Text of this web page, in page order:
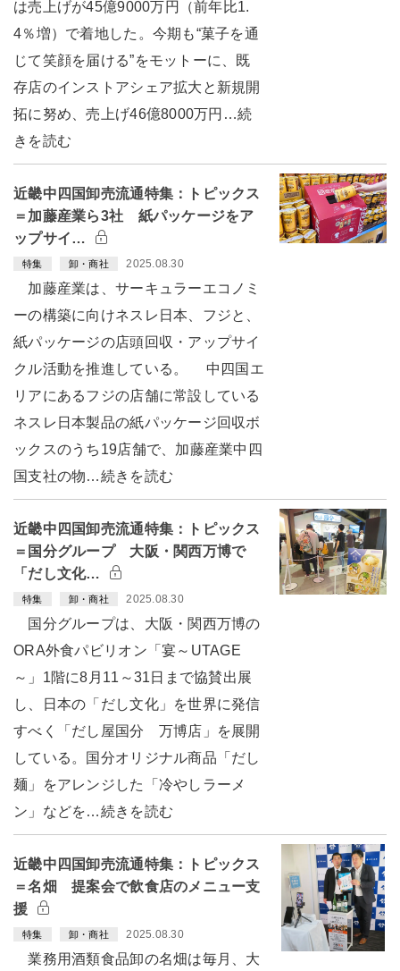
は売上げが45億9000万円（前年比1.
4％増）で着地した。今期も“菓子を通
じて笑顔を届ける”をモットーに、既
存店のインストアシェア拡大と新規開
拓に努め、売上げ46億8000万円…続
きを読む
近畿中四国卸売流通特集：トピックス
＝加藤産業ら3社 紙パッケージをア
ップサイ…
特集 卸・商社 2025.08.30
加藤産業は、サーキュラーエコノミ
ーの構築に向けネスレ日本、フジと、
紙パッケージの店頭回収・アップサイ
クル活動を推進している。 中四国エ
リアにあるフジの店舗に常設している
ネスレ日本製品の紙パッケージ回収ボ
ックスのうち19店舗で、加藤産業中四
国支社の物…続きを読む
近畿中四国卸売流通特集：トピックス
＝国分グループ 大阪・関西万博で
「だし文化…
特集 卸・商社 2025.08.30
国分グループは、大阪・関西万博の
ORA外食パビリオン「宴～UTAGE
～」1階に8月11～31日まで協賛出展
し、日本の「だし文化」を世界に発信
すべく「だし屋国分 万博店」を展開
している。国分オリジナル商品「だし
麺」をアレンジした「冷やしラーメ
ン」などを…続きを読む
近畿中四国卸売流通特集：トピックス
＝名畑 提案会で飲食店のメニュー支
援
特集 卸・商社 2025.08.30
業務用酒類食品卸の名畑は毎月、大